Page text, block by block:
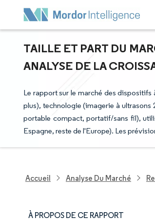
TAILLE ET PART DU
ANALYSE DE LA
Le rapport sur le marché des
plus), technologie (imagerie à
portable compact, portatif/sans fil),
Espagne, reste de l'Europe). Les
Accueil Analyse Du Marché
À PROPOS DE CE RAPPORT